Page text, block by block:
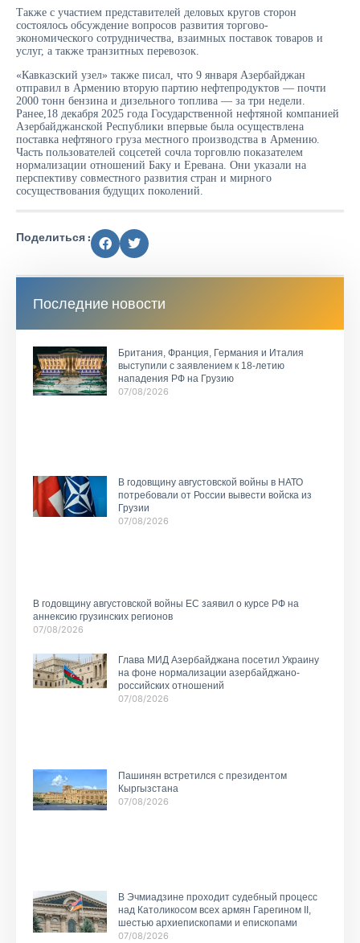
Также с участием представителей деловых кругов сторон
состоялось обсуждение вопросов развития торгово-
экономического сотрудничества, взаимных поставок товаров и
услуг, а также транзитных перевозок.
«Кавказский узел» также писал, что 9 января Азербайджан
отправил в Армению вторую партию нефтепродуктов — почти
2000 тонн бензина и дизельного топлива — за три недели.
Ранее,18 декабря 2025 года Государственной нефтяной компанией
Азербайджанской Республики впервые была осуществлена
поставка нефтяного груза местного производства в Армению.
Часть пользователей соцсетей сочла торговлю показателем
нормализации отношений Баку и Еревана. Они указали на
перспективу совместного развития стран и мирного
сосуществования будущих поколений.
Поделиться :
Последние новости
Британия, Франция, Германия и Италия
выступили с заявлением к 18-летию
нападения РФ на Грузию
07/08/2026
В годовщину августовской войны в НАТО
потребовали от России вывести войска из
Грузии
07/08/2026
В годовщину августовской войны ЕС заявил о курсе РФ на
аннексию грузинских регионов
07/08/2026
Глава МИД Азербайджана посетил Украину
на фоне нормализации азербайджано-
российских отношений
07/08/2026
Пашинян встретился с президентом
Кыргызстана
07/08/2026
В Эчмиадзине проходит судебный процесс
над Католикосом всех армян Гарегином II,
шестью архиепископами и епископами
07/08/2026